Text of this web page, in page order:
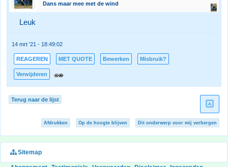
Dans maar mee met de wind
Leuk
14 mrt '21 - 18:49:02
REAGEREN MET QUOTE Bewerken Misbruik?
Verwijderen
Terug naar de lijst
Afdrukken Op de hoogte blijven Dit onderwerp voor mij verbergen
Sitemap